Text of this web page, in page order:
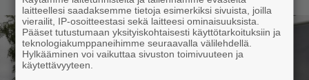
laitteellesi saadaksemme tietoja esimerkiksi sivuista, joilla
vierailit, IP-osoitteestasi sekä laitteesi ominaisuuksista.
Pääset tutustumaan yksityiskohtaisesti käyttötarkoituksiin ja
teknologiakumppaneihimme seuraavalla välilehdellä.
Hylkääminen voi vaikuttaa sivuston toimivuuteen ja
käytettävyyteen.